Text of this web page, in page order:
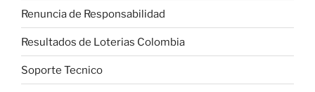
Renuncia de Responsabilidad
Resultados de Loterias Colombia
Soporte Tecnico